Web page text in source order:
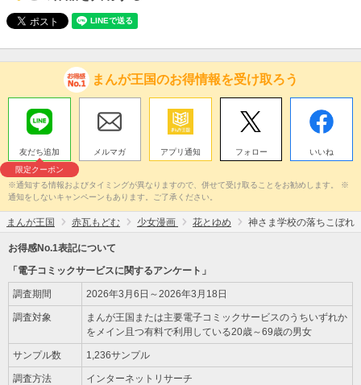
まんが王国のお得情報を受け取ろう
友だち追加
限定クーポン
メルマガ アプリ通知 フォロー いいね
※通知する情報およびタイミングが異なりますので、併せて受け取ることをお勧めします。 ※
通知をしないキャンペーンもあります。ご了承ください。
まんが王国 赤瓦もどむ 少女漫画 花とゆめ 神さま学校の落ちこぼれ
お得感No.1表記について
「電子コミックサービスに関するアンケート」
調査期間 2026年3月6日～2026年3月18日
調査対象
まんが王国または主要電子コミックサービスのうちいずれか
をメイン且つ有料で利用している20歳～69歳の男女
サンプル数 1,236サンプル
調査方法 インターネットリサーチ